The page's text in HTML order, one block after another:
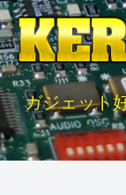
ガジェット